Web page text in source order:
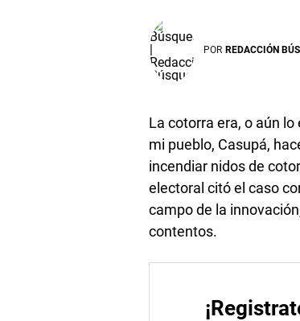
POR REDACCIÓN
La cotorra era, o aún
mi pueblo, Casupá,
incendiar nidos de
electoral citó el caso
campo de la
contentos.